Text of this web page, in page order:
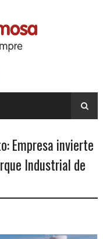
Empresa invierte
Industrial de